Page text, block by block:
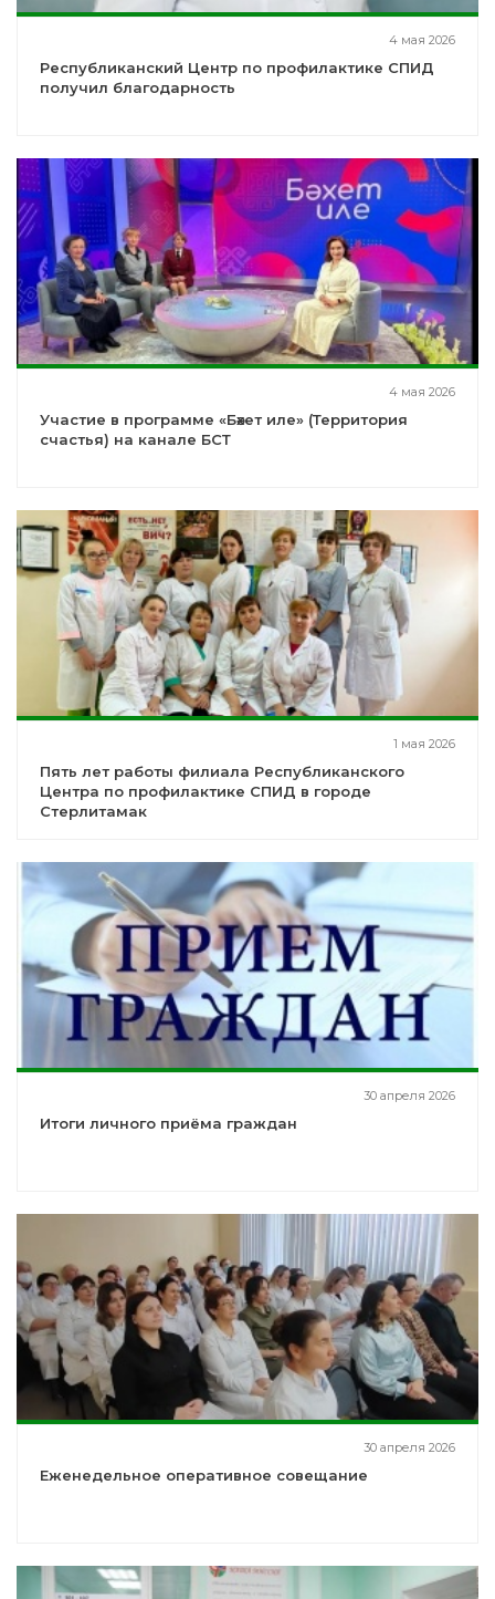
4 мая 2026
Республиканский Центр по профилактике СПИД
получил благодарность
4 мая 2026
Участие в программе «Бәхет иле» (Территория
счастья) на канале БСТ
1 мая 2026
Пять лет работы филиала Республиканского
Центра по профилактике СПИД в городе
Стерлитамак
30 апреля 2026
Итоги личного приёма граждан
30 апреля 2026
Еженедельное оперативное совещание